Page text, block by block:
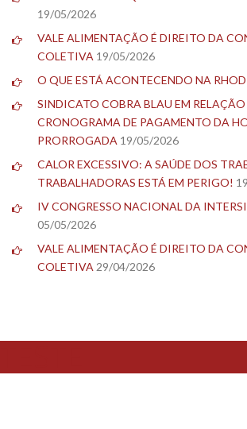
19/05/2026
VALE ALIMENTAÇÃO É DIREITO DA
COLETIVA 19/05/2026
O QUE ESTÁ ACONTECENDO NA
SINDICATO COBRA BLAU EM
CRONOGRAMA DE PAGAMENTO DA
PRORROGADA 19/05/2026
CALOR EXCESSIVO: A SAÚDE DOS
TRABALHADORAS ESTÁ EM PERIGO!
IV CONGRESSO NACIONAL DA
05/05/2026
VALE ALIMENTAÇÃO É DIREITO DA
COLETIVA 29/04/2026
TESTE